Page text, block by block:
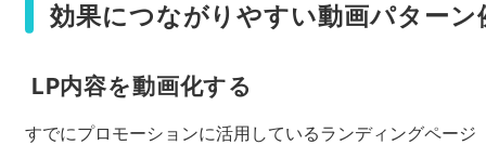
効果につながりやすい動画パターン
LP内容を動画化する
すでにプロモーションに活用しているランディングページ